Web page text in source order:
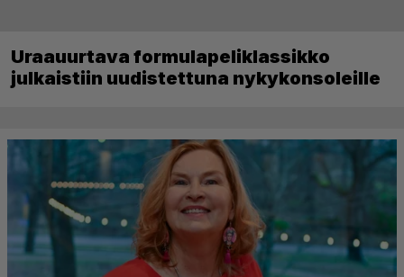
Uraauurtava formulapeliklassikko
julkaistiin uudistettuna nykykonsoleille